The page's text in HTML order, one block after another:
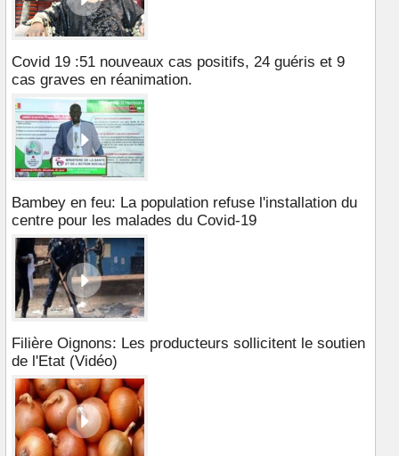
Covid 19 :51 nouveaux cas positifs, 24 guéris et 9
cas graves en réanimation.
Bambey en feu: La population refuse l'installation du
centre pour les malades du Covid-19
Filière Oignons: Les producteurs sollicitent le soutien
de l'Etat (Vidéo)